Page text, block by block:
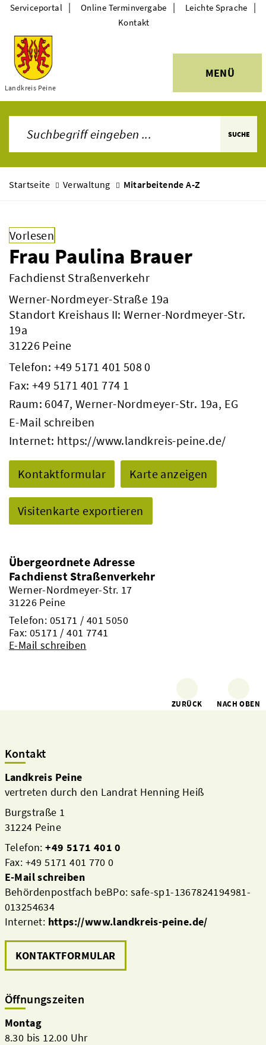
Themen
Landkreis Peine
MENÜ
Serviceportal | Online Terminvergabe | Leichte Sprache |
Kontakt
SUCHE
Startseite Verwaltung Mitarbeitende A-Z
Vorlesen
Frau Paulina Brauer
Fachdienst Straßenverkehr
Werner-Nordmeyer-Straße 19a
Standort Kreishaus II: Werner-Nordmeyer-Str.
19a
31226 Peine
Telefon: +49 5171 401 508 0
Fax: +49 5171 401 774 1
Raum: 6047, Werner-Nordmeyer-Str. 19a, EG
E-Mail schreiben
Internet: https://www.landkreis-peine.de/
Kontaktformular Karte anzeigen
Visitenkarte exportieren
Übergeordnete Adresse
Fachdienst Straßenverkehr
Werner-Nordmeyer-Str. 17
31226 Peine
Telefon: 05171 / 401 5050
Fax: 05171 / 401 7741
E-Mail schreiben
ZURÜCK NACH OBEN
Kontakt
Landkreis Peine
vertreten durch den Landrat Henning Heiß
Burgstraße 1
31224 Peine
Telefon:+49 5171 401 0
Fax: +49 5171 401 770 0
E-Mail schreiben
Behördenpostfach beBPo: safe-sp1-1367824194981-
013254634
Internet: https://www.landkreis-peine.de/
KONTAKTFORMULAR
Öffnungszeiten
Montag
8.30 bis 12.00 Uhr